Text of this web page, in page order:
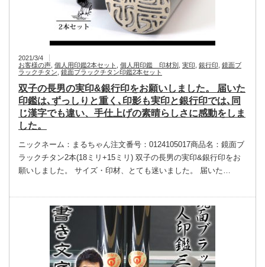
2021/3/4
お客様の声 個人用印鑑2本セット 個人用印鑑 印材別 実印 銀行印 鏡面ブ
ラックチタン 鏡面ブラックチタン印鑑2本セット
双子の長男の実印&銀行印をお願いしました。 届いた
印鑑は､ずっしりと重く､印影も実印と銀行印では､同
じ漢字でも違い、手仕上げの素晴らしさに感動をしま
した。
ニックネーム：まるちゃん注文番号：0124105017商品名：鏡面ブ
ラックチタン2本(18ミリ+15ミリ) 双子の長男の実印&銀行印をお
願いしました。 サイズ・印材、とても迷いました。 届いた…